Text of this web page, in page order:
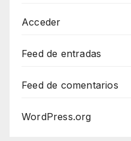
Acceder
Feed de entradas
Feed de comentarios
WordPress.org